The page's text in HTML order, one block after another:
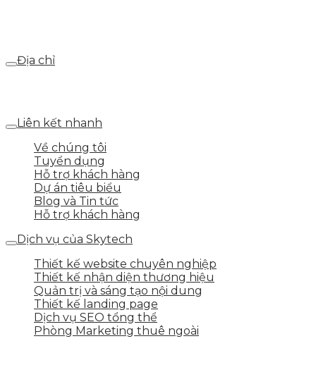
Địa chỉ
Liên kết nhanh
Về chúng tôi
Tuyển dụng
Hỗ trợ khách hàng
Dự án tiêu biểu
Blog và Tin tức
Hỗ trợ khách hàng
Dịch vụ của Skytech
Thiết kế website chuyên nghiệp
Thiết kế nhận diện thương hiệu
Quản trị và sáng tạo nội dung
Thiết kế landing page
Dịch vụ SEO tổng thể
Phòng Marketing thuê ngoài